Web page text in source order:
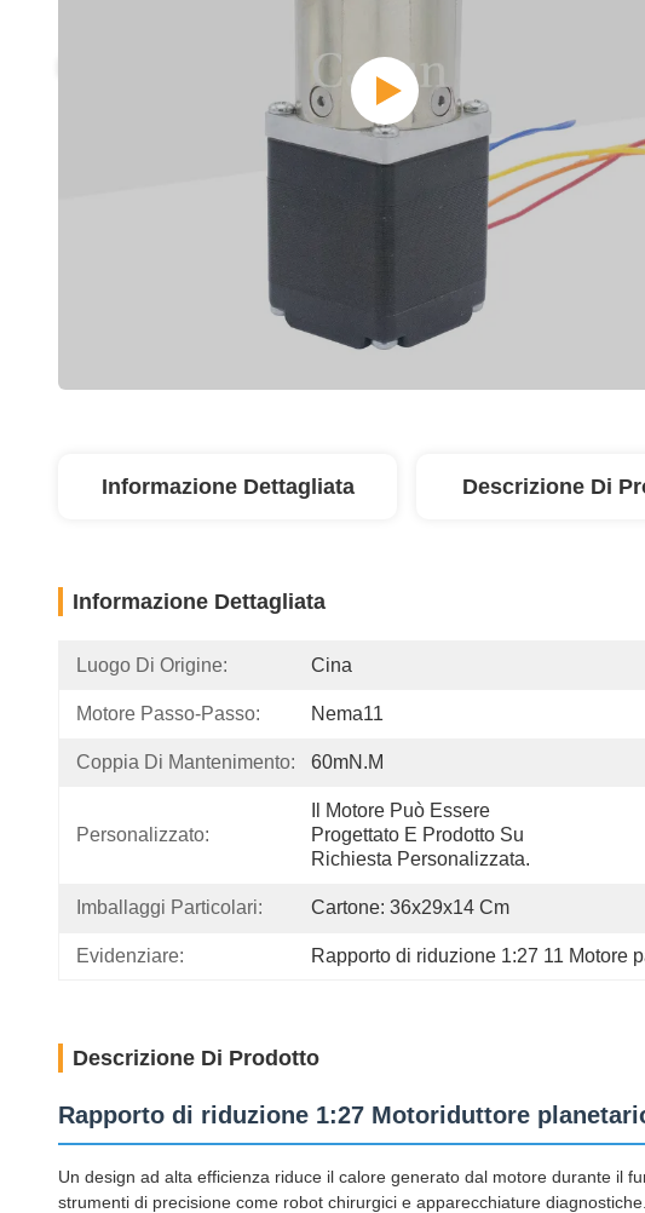
Informazione Dettagliata Descrizione Di
Informazione Dettagliata
Luogo Di Origine: Cina
Motore Passo-Passo: Nema11
Coppia Di Mantenimento: 60mN.m
Personalizzato:
Il Motore Può Essere
Progettato E Prodotto Su
Richiesta Personalizzata.
Imballaggi Particolari: Cartone: 36x29x14 Cm
Evidenziare: Rapporto di riduzione 1:27 11 Motore
Descrizione Di Prodotto
Rapporto di riduzione 1:27 Motoriduttore
Un design ad alta efficienza riduce il calore generato dal motore durante il
strumenti di precisione come robot chirurgici e apparecchiature diagnostiche.